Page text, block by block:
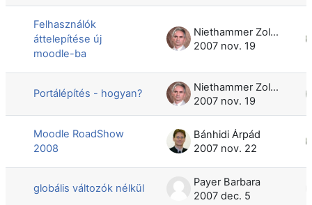
Felhasználók
áttelepítése új
moodle-ba
Niethammer Zoltán
2007 nov. 19
Portálépítés - hogyan?
Niethammer Zoltán
2007 nov. 19
Moodle RoadShow
2008
Bánhidi Árpád
2007 nov. 22
globális változók nélkül
Payer Barbara
2007 dec. 5